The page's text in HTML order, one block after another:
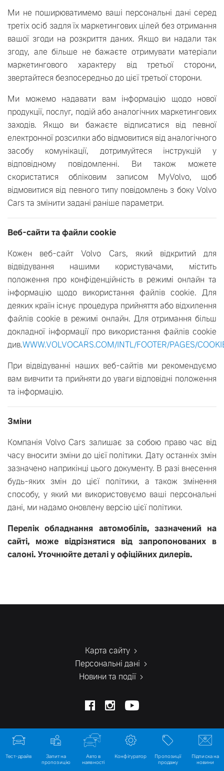
Ми не поширюватимемо ваші персональні дані серед
третіх осіб задля їх маркетингових цілей без отримання
вашої згоди на розкриття даних. Якщо ви надали так
згоду, але більше не бажаєте отримувати матеріали
маркетингового характеру від третьої сторони,
звертайтеся безпосередньо до цієї третьої сторони.
Ми можемо надавати вам інформацію щодо нової
продукції, послуг, подій або аналогічних маркетингових
заходів. Якщо ви бажаєте відписатися від певної
електронної розсилки або відмовитися від аналогічного
засобу комунікації, дотримуйтеся інструкцій у
відповідному повідомленні. Ви також можете
скористатися обліковим записом MyVolvo, щоб
відмовитися від певного типу повідомлень з боку Volvo
Cars та змінити задані раніше параметри.
Веб-сайти та файли cookie
Кожен веб-сайт Volvo Cars, який відкритий для
відвідування нашими користувачами, містить
положення про конфіденційність в режимі онлайн та
інформацію щодо використання файлів cookie. Для
деяких країн існує процедура прийняття або відхилення
файлів cookie в режимі онлайн. Для отримання більш
докладної інформації про використання файлів cookie
див.WWW.VOLVOCARS.COM/INTL/FOOTER/PAGES/
При відвідуванні наших веб-сайтів ми рекомендуємо
вам вивчити та прийняти до уваги відповідні положення
та інформацію.
Зміни
Компанія Volvo Cars залишає за собою право час від
часу вносити зміни до цієї політики. Дату останніх змін
зазначено наприкінці цього документу. В разі внесення
будь-яких змін до цієї політики, а також змінення
способу, у який ми використовуємо ваші персональні
дані, ми надамо оновлену версію цієї політики.
Перелік обладнання автомобілів, зазначений на
сайті, може відрізнятися від запропонованих в
салоні. Уточнюйте деталі у офіційних дилерів.
Тест-драйв
Запит на
пропозицію
Авто в
наявності
Конфігуратор
Пропозиції
продажу
Підписка на
новини
Карта сайту
Персональні дані
Новини та події
Правова інформація